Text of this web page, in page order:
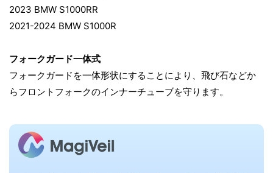
2023 BMW S1000RR
2021-2024 BMW S1000R
フォークガード一体式
フォークガードを一体形状にすることにより、飛び石などか
らフロントフォークのインナーチューブを守ります。